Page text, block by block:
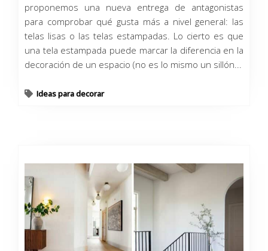
proponemos una nueva entrega de antagonistas
para comprobar qué gusta más a nivel general: las
telas lisas o las telas estampadas. Lo cierto es que
una tela estampada puede marcar la diferencia en la
decoración de un espacio (no es lo mismo un sillón...
Ideas para decorar